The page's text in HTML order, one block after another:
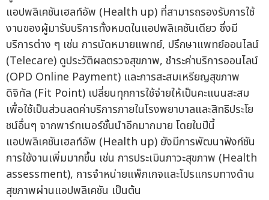
แอปพลิเคชันเฮลท์อัพ (Health up) ที่สามารถรองรับการใช้
งานของผู้มารับบริการทั้งหมดในแอปพลิเคชันเดียว ซึ่งมี
บริการต่าง ๆ เช่น การนัดหมายแพทย์, ปรึกษาแพทย์ออนไลน์
(Telecare) ดูประวัติผลตรวจสุขภาพ, ชำระค่าบริการออนไลน์
(OPD Online Payment) และการสะสมเหรียญสุขภาพ
ดิจิทัล (Fit Point) เปลี่ยนทุกการใช้จ่ายให้เป็นคะแนนสะสม
เพื่อใช้เป็นส่วนลดค่าบริการภายในโรงพยาบาลและสิทธิประโย
ชน์อื่นๆ จากพาร์ทเนอร์ชั้นนำอีกมากมาย โดยในปีนี้
แอปพลิเคชันเฮลท์อัพ (Health up) ยังมีการพัฒนาฟังก์ชัน
การใช้งานเพิ่มมากขึ้น เช่น การประเมินภาวะสุขภาพ (Health
assessment), การจำหน่ายแพ็กเกจและโปรแกรมทางด้าน
สุขภาพผ่านแอปพลิเคชัน เป็นต้น